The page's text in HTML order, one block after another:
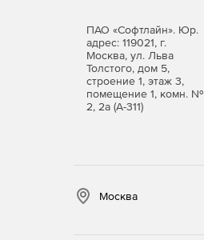
ПАО «Софтлайн». Юр.
адрес: 119021, г.
Москва, ул. Льва
Толстого, дом 5,
строение 1, этаж 3,
помещение 1, комн. №
2, 2а (А-311)
Москва